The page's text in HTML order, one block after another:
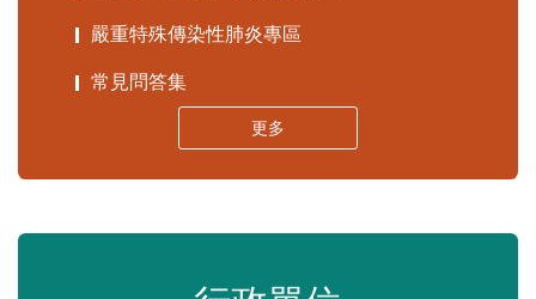
嚴重特殊傳染性肺炎專區
常見問答集
更多